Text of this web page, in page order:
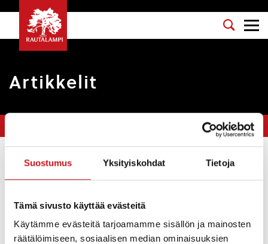
Suostumus Yksityiskohdat Tietoja
Tämä sivusto käyttää evästeitä
Käytämme evästeitä tarjoamamme sisällön ja mainosten
räätälöimiseen, sosiaalisen median ominaisuuksien
Artikkelit
Suodata
Kirkonkylän osayleiskaavan voimaantulo
12.6.2019